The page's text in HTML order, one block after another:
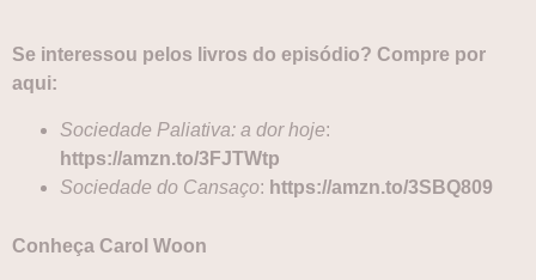
Se interessou pelos livros do episódio? Compre por
aqui:
Sociedade Paliativa: a dor hoje:
https://amzn.to/3FJTWtp
Sociedade do Cansaço: https://amzn.to/3SBQ809
Conheça Carol Woon